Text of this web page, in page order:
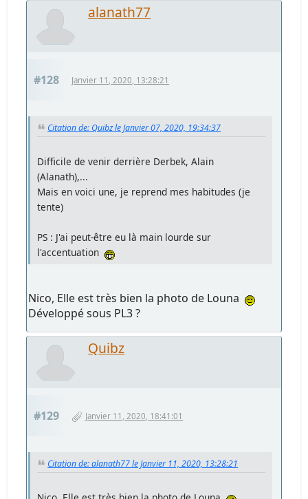
alanath77
#128 Janvier 11, 2020, 13:28:21
Citation de: Quibz le Janvier 07, 2020, 19:34:37
Difficile de venir derrière Derbek, Alain
(Alanath),...
Mais en voici une, je reprend mes habitudes (je
tente)
PS : J'ai peut-être eu là main lourde sur
l'accentuation
Nico, Elle est très bien la photo de Louna
Développé sous PL3 ?
Quibz
#129 Janvier 11, 2020, 18:41:01
Citation de: alanath77 le Janvier 11, 2020, 13:28:21